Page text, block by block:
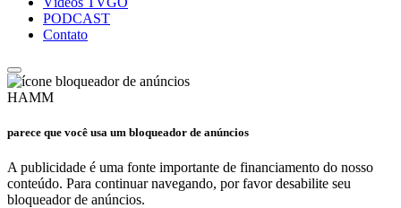
PODCAST
Contato
HAMM
parece que você usa um bloqueador de anúncios
A publicidade é uma fonte importante de financiamento do nosso
conteúdo. Para continuar navegando, por favor desabilite seu
bloqueador de anúncios.